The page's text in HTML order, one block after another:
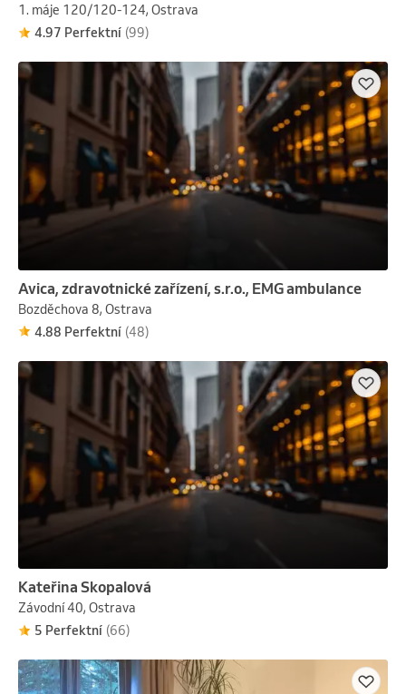
1. máje 120/120-124, Ostrava
4.97 Perfektní (99)
Avica, zdravotnické zařízení, s.r.o., EMG ambulance
Bozděchova 8, Ostrava
4.88 Perfektní (48)
Kateřina Skopalová
Závodní 40, Ostrava
5 Perfektní (66)